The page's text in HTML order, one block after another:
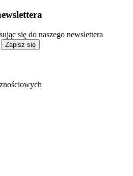
się do naszego newslettera
Zapisz się